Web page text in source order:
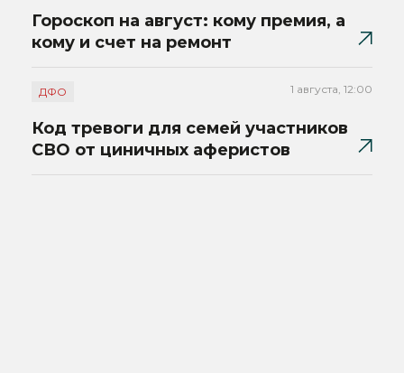
Гороскоп на август: кому премия, а
кому и счет на ремонт
ДФО 1 августа, 12:00
Код тревоги для семей участников
СВО от циничных аферистов